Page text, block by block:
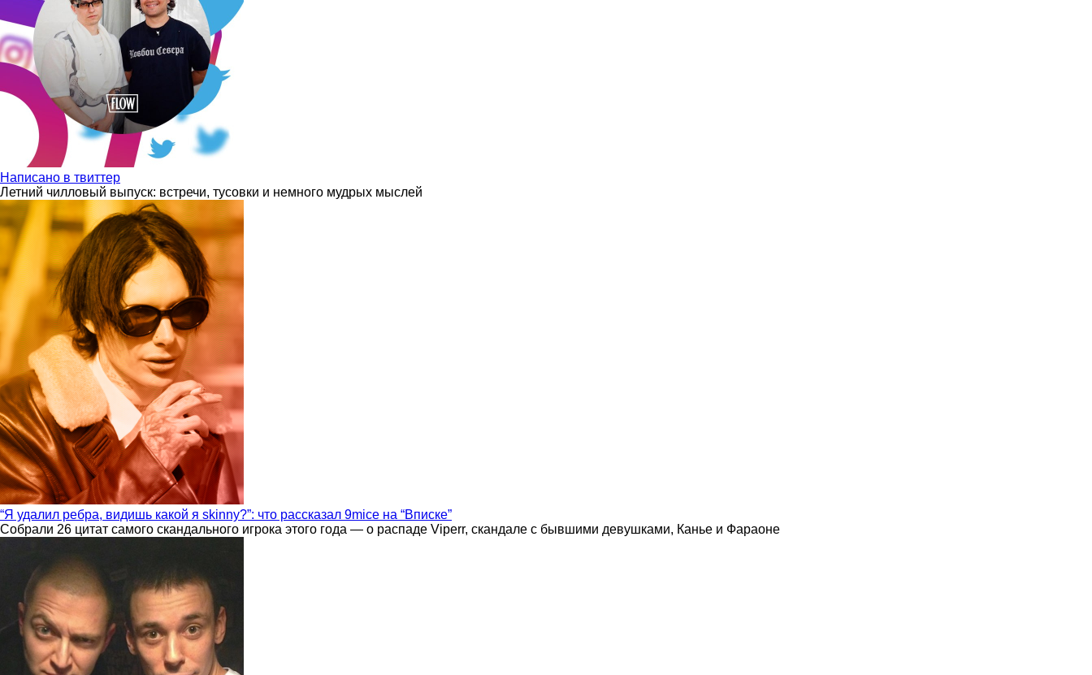
Написано в твиттер
Летний чилловый выпуск: встречи, тусовки и немного мудрых мыслей
“Я удалил ребра, видишь какой я skinny?”: что рассказал 9mice на “Вписке”
Собрали 26 цитат самого скандального игрока этого года — о распаде Viperr, скандале с бывшими девушками, Канье и Фараоне